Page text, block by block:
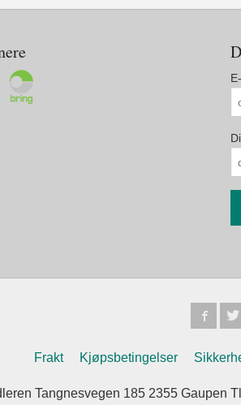
Frakt Kjøpsbetingelser
Tangnesvegen 185 2355 Gaupen